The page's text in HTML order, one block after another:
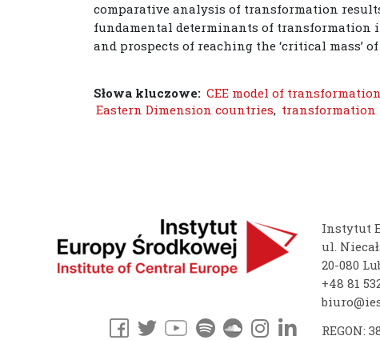
comparative analysis of transformation
fundamental determinants of transformation
and prospects of reaching the ‘critical mass’
Słowa kluczowe: CEE model of transformation
Eastern Dimension countries, transformation
Instytut
ul.
20-080
+48 81
REGON: